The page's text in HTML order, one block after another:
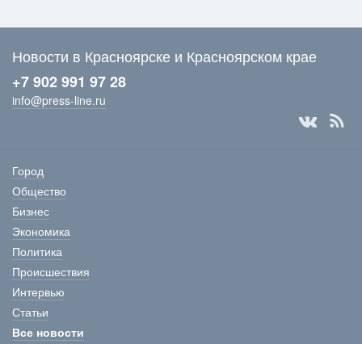
Новости в Красноярске и Красноярском крае
+7 902 991 97 28
info@press-line.ru
Город
Общество
Бизнес
Экономика
Политика
Происшествия
Интервью
Статьи
Все новости